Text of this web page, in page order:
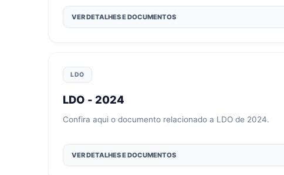
VER DETALHES E DOCUMENTOS
LDO
LDO - 2024
Confira aqui o documento relacionado a LDO de 2024.
VER DETALHES E DOCUMENTOS